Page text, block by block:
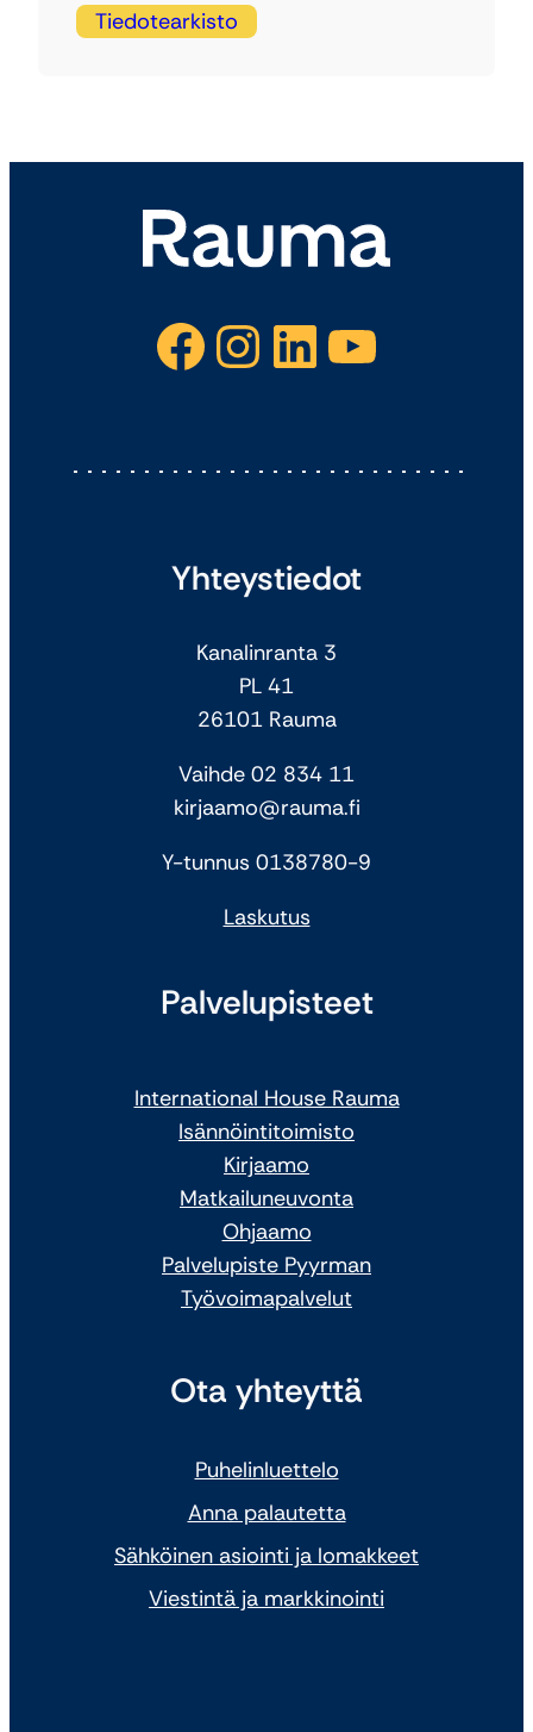
Tiedotearkisto
Facebook Instagram LinkedIn YouTube
Yhteystiedot
Kanalinranta 3
PL 41
26101 Rauma
Vaihde 02 834 11
kirjaamo@rauma.fi
Y-tunnus 0138780-9
Laskutus
Palvelupisteet
International House Rauma
Isännöintitoimisto
Kirjaamo
Matkailuneuvonta
Ohjaamo
Palvelupiste Pyyrman
Työvoimapalvelut
Ota yhteyttä
Puhelinluettelo
Anna palautetta
Sähköinen asiointi ja lomakkeet
Viestintä ja markkinointi